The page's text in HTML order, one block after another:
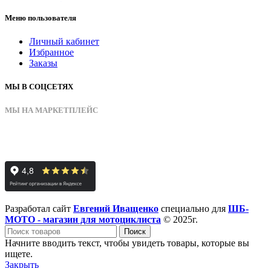
Меню пользователя
Личный кабинет
Избранное
Заказы
МЫ В СОЦСЕТЯХ
МЫ НА МАРКЕТПЛЕЙС
Разработал сайт Евгений Иващенко специально для ШБ-
МОТО - магазин для мотоциклиста © 2025г.
Поиск
Начните вводить текст, чтобы увидеть товары, которые вы
ищете.
Закрыть